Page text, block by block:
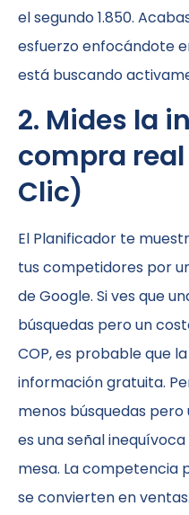
el segundo 1.850.
esfuerzo enfocándote
está buscando
2. Mides la
compra
Clic)
El Planificador te
tus competidores por
de Google. Si ves que
búsquedas pero un
COP, es probable que
información gratuita.
menos búsquedas pero
es una señal
mesa. La competencia
se convierten en